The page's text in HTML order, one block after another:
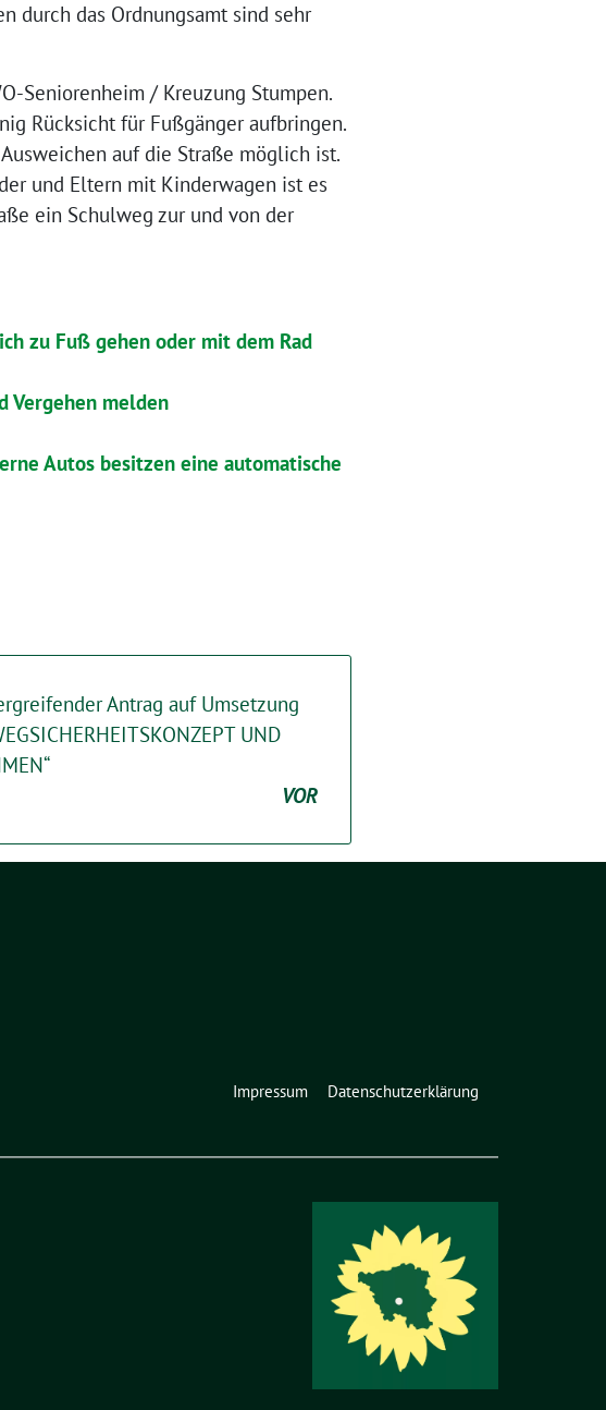
durch das Ordnungsamt sind sehr
Seniorenheim / Kreuzung Stumpen.
Rücksicht für Fußgänger aufbringen.
auf die Straße möglich ist.
und Eltern mit Kinderwagen ist es
ein Schulweg zur und von der
zu Fuß gehen oder mit dem Rad
Vergehen melden
Autos besitzen eine automatische
Antrag auf Umsetzung
UND
VOR
Impressum Datenschutzerklärung